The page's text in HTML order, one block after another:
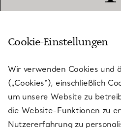
KUNDENSERVICE
SERVICES
ÜBER TIFFANY & CO.
Cookie-Einstellungen
Wir verwenden Cookies und
(„Cookies“), einschließlich
um unsere Website zu
die Website-Funktionen zu
Nutzererfahrung zu